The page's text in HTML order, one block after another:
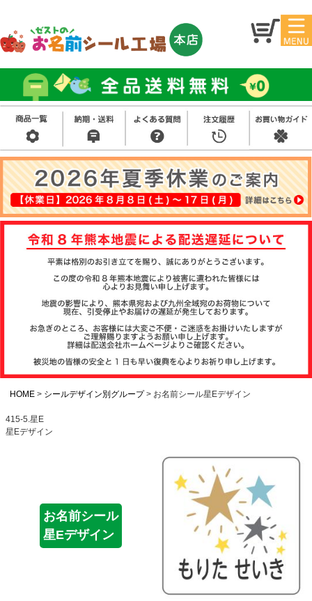
マイ
ジ
お名
前シ
ール
アイ
ロン
シー
ル
お買
い得
セッ
ト
スタ
ンプ
その
他
注文履歴
て
よくある質問
商品ガイド
HOME シールデザイン別グループ お名前シール星Eデザイン
415-5.星E
星Eデザイン
お名前シール
星Eデザイン